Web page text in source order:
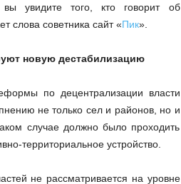
увидите того, кто говорит об
слова советника сайт «Пик».
новую дестабилизацию
по децентрализации власти
не только сел и районов, но и
случае должно было проходить
территориальное устройство.
не рассматривается на уровне